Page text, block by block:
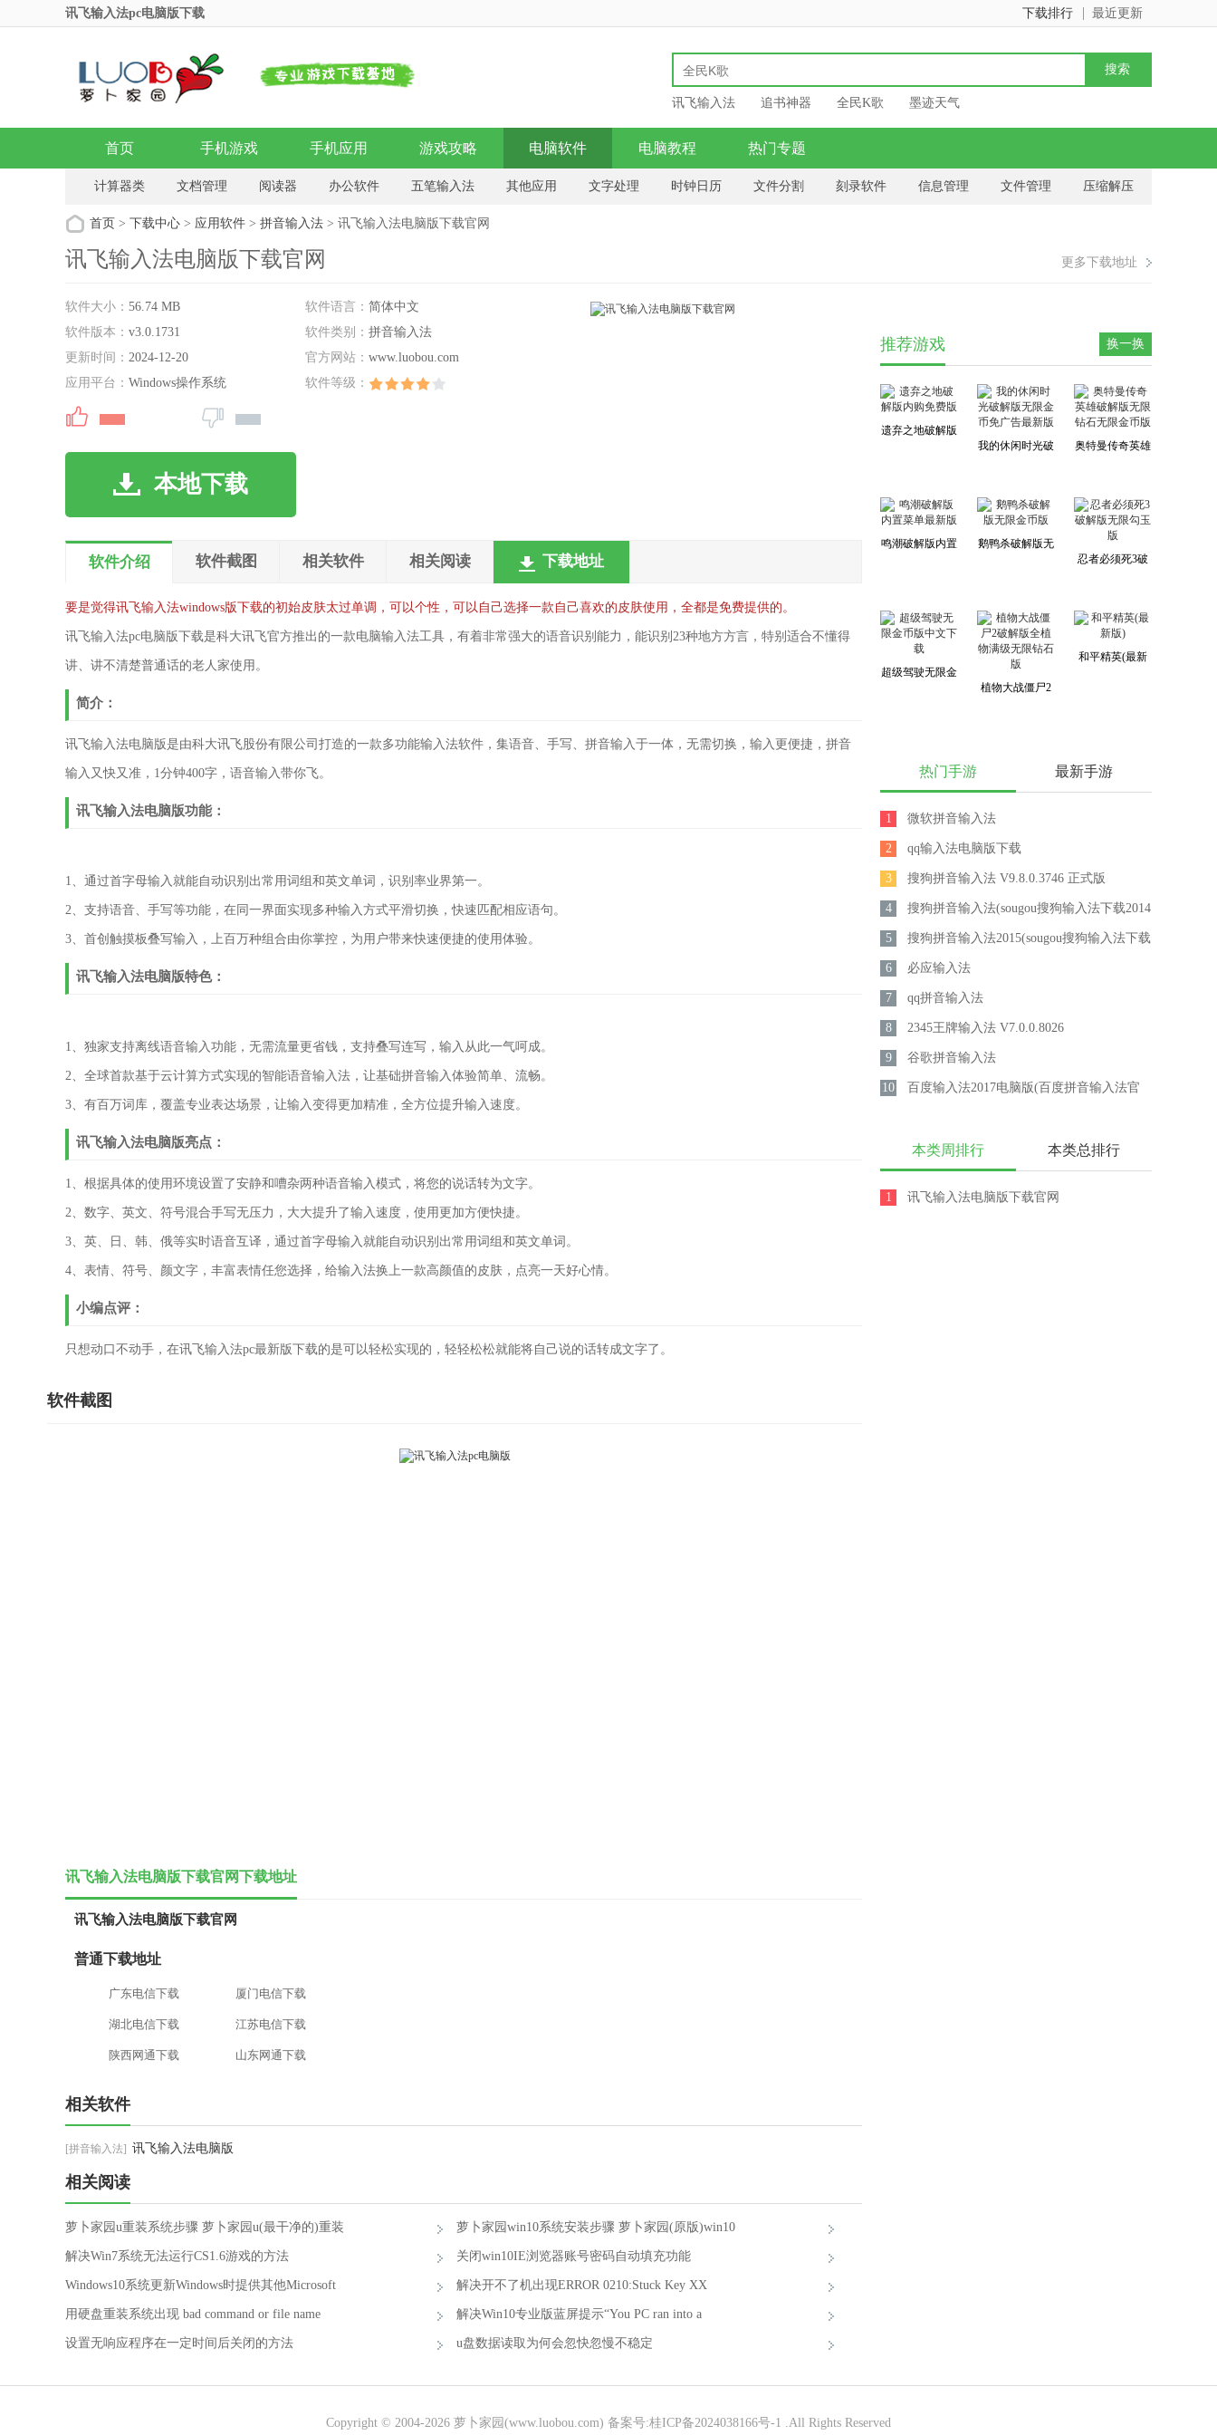
讯飞输入法pc电脑版下载 最近更新
下载排行
讯飞输入法 追书神器 全民K歌 墨迹天气
首页 手机游戏 手机应用 游戏攻略 电脑软件 电脑教程 热门专题
计算器类 文档管理 阅读器 办公软件 五笔输入法 其他应用 文字处理 时钟日历 文件分割 刻录软件 信息管理 文件管理 压缩解压
拼音输入法 文档转换 传真软件 日程管理 扫描打印
首页 > 下载中心 > 应用软件 > 拼音输入法 > 讯飞输入法电脑版下载官网
更多下载地址
讯飞输入法电脑版下载官网
软件大小： 56.74 MB 软件语言： 简体中文
软件版本： v3.0.1731 软件类别： 拼音输入法
更新时间： 2024-12-20 官方网站： www.luobou.com
应用平台： Windows操作系统 软件等级：
本地下载
软件介绍 软件截图 相关软件 相关阅读 下载地址
要是觉得讯飞输入法windows版下载的初始皮肤太过单调，可以个性，可以自己选择一款自己喜欢的皮肤使用，全都是免费提供的。
讯飞输入法pc电脑版下载是科大讯飞官方推出的一款电脑输入法工具，有着非常强大的语音识别能力，能识别23种地方方言，特别适合不懂得
讲、讲不清楚普通话的老人家使用。
简介：
讯飞输入法电脑版是由科大讯飞股份有限公司打造的一款多功能输入法软件，集语音、手写、拼音输入于一体，无需切换，输入更便捷，拼音
输入又快又准，1分钟400字，语音输入带你飞。
讯飞输入法电脑版功能：
1、通过首字母输入就能自动识别出常用词组和英文单词，识别率业界第一。
2、支持语音、手写等功能，在同一界面实现多种输入方式平滑切换，快速匹配相应语句。
3、首创触摸板叠写输入，上百万种组合由你掌控，为用户带来快速便捷的使用体验。
讯飞输入法电脑版特色：
1、独家支持离线语音输入功能，无需流量更省钱，支持叠写连写，输入从此一气呵成。
2、全球首款基于云计算方式实现的智能语音输入法，让基础拼音输入体验简单、流畅。
3、有百万词库，覆盖专业表达场景，让输入变得更加精准，全方位提升输入速度。
讯飞输入法电脑版亮点：
1、根据具体的使用环境设置了安静和嘈杂两种语音输入模式，将您的说话转为文字。
2、数字、英文、符号混合手写无压力，大大提升了输入速度，使用更加方便快捷。
3、英、日、韩、俄等实时语音互译，通过首字母输入就能自动识别出常用词组和英文单词。
4、表情、符号、颜文字，丰富表情任您选择，给输入法换上一款高颜值的皮肤，点亮一天好心情。
小编点评：
只想动口不动手，在讯飞输入法pc最新版下载的是可以轻松实现的，轻轻松松就能将自己说的话转成文字了。
软件截图
讯飞输入法电脑版下载官网下载地址
讯飞输入法电脑版下载官网
普通下载地址
广东电信下载 厦门电信下载
湖北电信下载 江苏电信下载
陕西网通下载 山东网通下载
相关软件
[拼音输入法] 讯飞输入法电脑版
相关阅读
萝卜家园u重装系统步骤 萝卜家园u(最干净的)重装
系统步骤教程
萝卜家园win10系统安装步骤 萝卜家园(原版)win10
系统安装步骤图
解决Win7系统无法运行CS1.6游戏的方法 关闭win10IE浏览器账号密码自动填充功能
Windows10系统更新Windows时提供其他Microsoft
产品的更新的解决方法
解决开不了机出现ERROR 0210:Stuck Key XX
Please F1 的方法
用硬盘重装系统出现 bad command or file name 解决Win10专业版蓝屏提示“You PC ran into a
problem...的技巧
设置无响应程序在一定时间后关闭的方法 u盘数据读取为何会忽快忽慢不稳定
推荐游戏 换一换
遗弃之地破解版
我的休闲时光破
奥特曼传奇英雄
鸣潮破解版内置
鹅鸭杀破解版无
忍者必须死3破
超级驾驶无限金
植物大战僵尸2
和平精英(最新
热门手游 最新手游
1 微软拼音输入法
2 qq输入法电脑版下载
3 搜狗拼音输入法 V9.8.0.3746 正式版
4 搜狗拼音输入法(sougou搜狗输入法下载2014
官方下载)7.4.0.4348官方正式版
5 搜狗拼音输入法2015(sougou搜狗输入法下载
2015官方下载)7.6.0.5888官方正式版
6 必应输入法
7 qq拼音输入法
8 2345王牌输入法 V7.0.0.8026
9 谷歌拼音输入法
10 百度输入法2017电脑版(百度拼音输入法官
本类周排行 本类总排行
1 讯飞输入法电脑版下载官网
Copyright © 2004-2026 萝卜家园(www.luobou.com) 备案号:桂ICP备2024038166号-1 .All Rights Reserved